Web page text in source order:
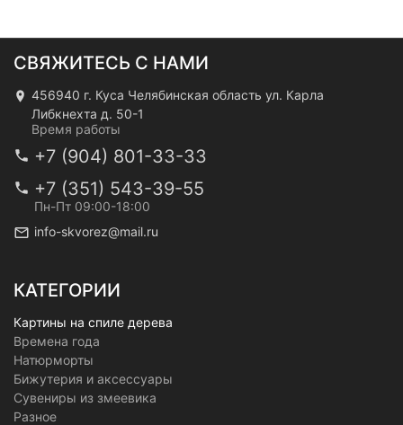
СВЯЖИТЕСЬ С НАМИ
456940 г. Куса Челябинская область ул. Карла
Либкнехта д. 50-1
Время работы
+7 (904) 801-33-33
+7 (351) 543-39-55
Пн-Пт 09:00-18:00
info-skvorez@mail.ru
КАТЕГОРИИ
Картины на спиле дерева
Времена года
Натюрморты
Бижутерия и аксессуары
Сувениры из змеевика
Разное